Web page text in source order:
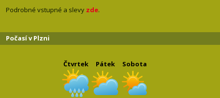
Podrobné vstupné a slevy zde.
Počasí v Plzni
Čtvrtek Pátek Sobota